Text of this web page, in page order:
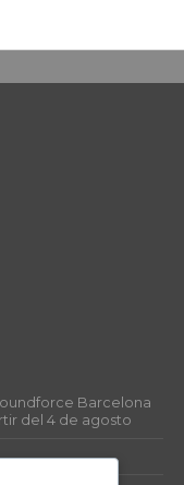
Barcelona
del 4 de agosto